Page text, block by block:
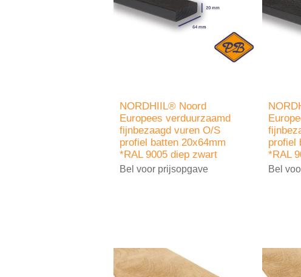
NORDHIIL® Noord
Europees verduurzaamd
fijnbezaagd vuren O/S
profiel batten 20x64mm
*RAL 9005 diep zwart
Bel voor prijsopgave
profiel
*RAL
Bel